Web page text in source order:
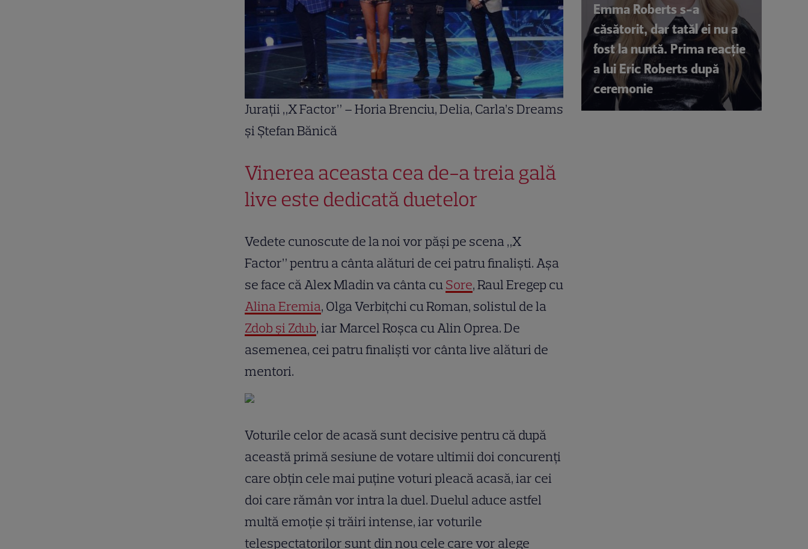
Jurații „X Factor” – Horia Brenciu, Delia, Carla’s Dreams
și Ștefan Bănică
Vinerea aceasta cea de-a treia gală
live este dedicată duetelor
Vedete cunoscute de la noi vor păși pe scena „X
Factor” pentru a cânta alături de cei patru finaliști. Așa
se face că Alex Mladin va cânta cuSore, Raul Eregep cu
Alina Eremia, Olga Verbițchi cu Roman, solistul de la
Zdob și Zdub, iar Marcel Roșca cu Alin Oprea. De
asemenea, cei patru finaliști vor cânta live alături de
mentori.
Voturile celor de acasă sunt decisive pentru că după
această primă sesiune de votare ultimii doi concurenți
care obțin cele mai puține voturi pleacă acasă, iar cei
doi care rămân vor intra la duel. Duelul aduce astfel
multă emoție și trăiri intense, iar voturile
telespectatorilor sunt din nou cele care vor alege
Emma Roberts s-a
căsătorit, dar tatăl ei nu a
fost la nuntă. Prima reacție
a lui Eric Roberts după
ceremonie